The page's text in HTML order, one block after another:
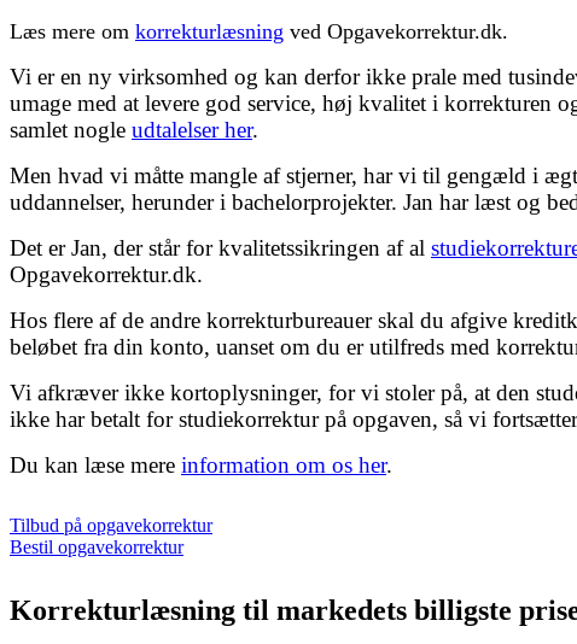
Læs mere om korrekturlæsning ved Opgavekorrektur.dk.
Vi er en ny virksomhed og kan derfor ikke prale med
umage med at levere god service, høj kvalitet i korrekturen
samlet nogle udtalelser her.
Men hvad vi måtte mangle af stjerner, har vi til gengæld i
uddannelser, herunder i bachelorprojekter. Jan har læst og
Det er Jan, der står for kvalitetssikringen af al
Opgavekorrektur.dk.
Hos flere af de andre korrekturbureauer skal du afgive
beløbet fra din konto, uanset om du er utilfreds med
Vi afkræver ikke kortoplysninger, for vi stoler på, at den
ikke har betalt for studiekorrektur på opgaven, så vi
Du kan læse mere information om os her.
Tilbud på opgavekorrektur
Bestil opgavekorrektur
Korrekturlæsning til markedets billigste